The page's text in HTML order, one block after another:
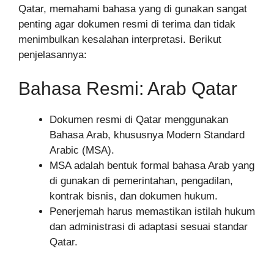
Qatar, memahami bahasa yang di gunakan sangat
penting agar dokumen resmi di terima dan tidak
menimbulkan kesalahan interpretasi. Berikut
penjelasannya:
Bahasa Resmi: Arab Qatar
Dokumen resmi di Qatar menggunakan
Bahasa Arab, khususnya Modern Standard
Arabic (MSA).
MSA adalah bentuk formal bahasa Arab yang
di gunakan di pemerintahan, pengadilan,
kontrak bisnis, dan dokumen hukum.
Penerjemah harus memastikan istilah hukum
dan administrasi di adaptasi sesuai standar
Qatar.